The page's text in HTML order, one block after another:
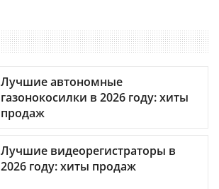
Лучшие автономные
газонокосилки в 2026 году: хиты
продаж
Лучшие видеорегистраторы в
2026 году: хиты продаж